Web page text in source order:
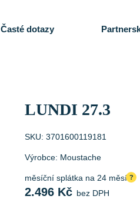
Časté dotazy
LUNDI 27.3
SKU: 3701600119181
Výrobce: Moustache
?
měsíční splátka na 24 měsíců
2.496 Kč bez DPH